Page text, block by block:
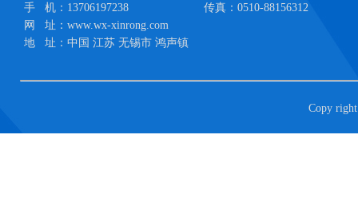
手 机：13706197238
传真：0510-88156312
网 址：www.wx-xinrong.com
地 址：中国 江苏 无锡市 鸿声镇
Copy